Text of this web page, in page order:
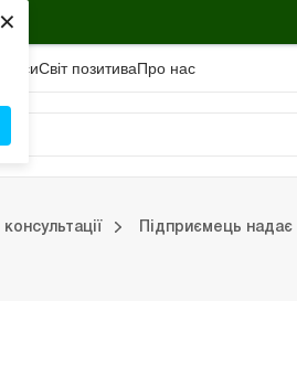
×
Свiт позитиваПро нас
Підприємець надає